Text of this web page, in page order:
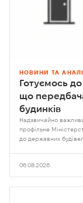
НОВИНИ ТА
Готуємось
що
будинків
Надзвичайно
профільне
до державних
06.08.2026